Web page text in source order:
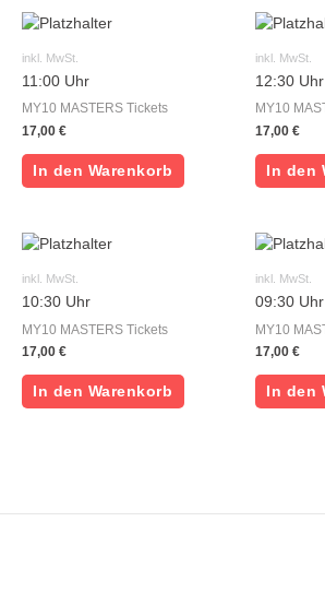
inkl. MwSt.
11:00 Uhr
MY10 MASTERS Tickets
17,00 €
In den Warenkorb
inkl. MwSt.
12:30 Uhr
MY10
17,00 €
In den
inkl. MwSt.
10:30 Uhr
MY10 MASTERS Tickets
17,00 €
In den Warenkorb
inkl. MwSt.
09:30 Uhr
MY10
17,00 €
In den